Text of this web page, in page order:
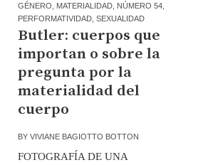
GÉNERO
MATERIALIDAD NÚMERO 54
PERFORMATIVIDAD ,SEXUALIDAD
Butler: cuerpos que
importan o sobre la
pregunta por la
materialidad del
cuerpo
BYVIVIANE BAGIOTTO BOTTON
FOTOGRAFÍA DE UNA